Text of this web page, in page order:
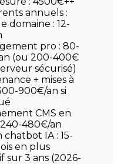
annuels :
domaine : 12-
pro : 80-
(ou 200-400€
sécurisé)
+ mises à
900€/an si
CMS en
240-480€/an
chatbot IA : 15-
en plus
sur 3 ans (2026-